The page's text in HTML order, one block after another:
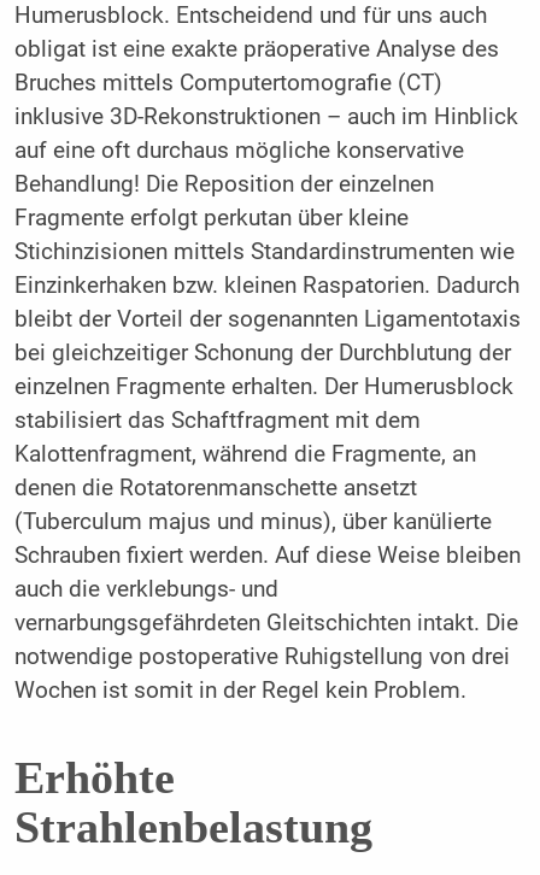
Humerusblock. Entscheidend und für uns auch
obligat ist eine exakte präoperative Analyse des
Bruches mittels Computertomografie (CT)
inklusive 3D-Rekonstruktionen – auch im Hinblick
auf eine oft durchaus mögliche konservative
Behandlung! Die Reposition der einzelnen
Fragmente erfolgt perkutan über kleine
Stichinzisionen mittels Standardinstrumenten wie
Einzinkerhaken bzw. kleinen Raspatorien. Dadurch
bleibt der Vorteil der sogenannten Ligamentotaxis
bei gleichzeitiger Schonung der Durchblutung der
einzelnen Fragmente erhalten. Der Humerusblock
stabilisiert das Schaftfragment mit dem
Kalottenfragment, während die Fragmente, an
denen die Rotatorenmanschette ansetzt
(Tuberculum majus und minus), über kanülierte
Schrauben fixiert werden. Auf diese Weise bleiben
auch die verklebungs- und
vernarbungsgefährdeten Gleitschichten intakt. Die
notwendige postoperative Ruhigstellung von drei
Wochen ist somit in der Regel kein Problem.
Erhöhte
Strahlenbelastung